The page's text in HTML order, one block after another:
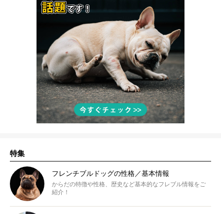
特集
フレンチブルドッグの性格／基本情報
からだの特徴や性格、歴史など基本的なフレブル情報をご
紹介！